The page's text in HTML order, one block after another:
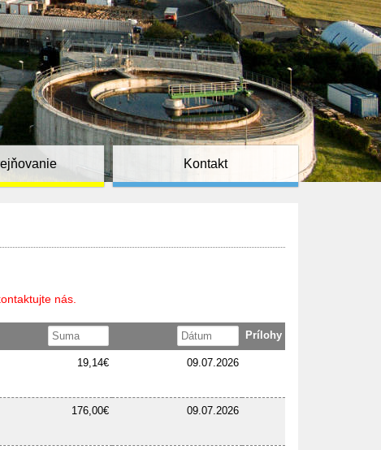
Kontakt
nás.
Prílohy
19,14€ 09.07.2026
176,00€ 09.07.2026